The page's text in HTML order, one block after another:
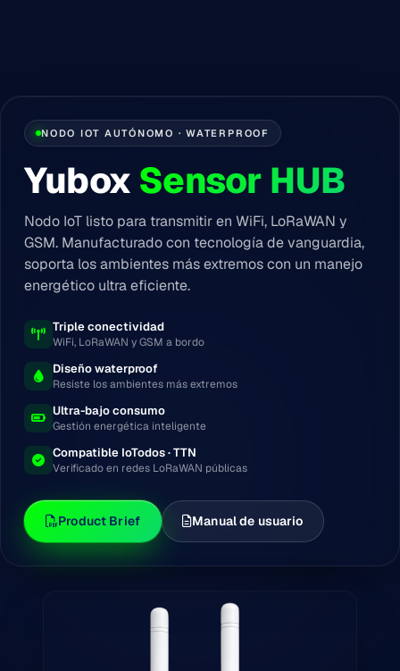
NODO IOT AUTÓNOMO · WATERPROOF
Yubox Sensor HUB
Nodo IoT listo para transmitir en WiFi, LoRaWAN y
GSM. Manufacturado con tecnología de vanguardia,
soporta los ambientes más extremos con un manejo
energético ultra eficiente.
Triple conectividad
WiFi, LoRaWAN y GSM a bordo
Diseño waterproof
Resiste los ambientes más extremos
Ultra-bajo consumo
Gestión energética inteligente
Compatible IoTodos · TTN
Verificado en redes LoRaWAN públicas
Product Brief Manual de usuario